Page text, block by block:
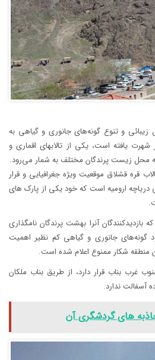
زیبائی و تنوع گونه‌های جانوری و گیاهی به
یافته است، یکی از تالابهای اقماری و
محل زیست پرندگان مختلف به شمار می‌رود.
ﻗﺮه ﻗﺸﻼق ﻣﻮﻗﻌﯿﺖ ویژه ﺟﻐﺮاﻓﯿﺎﯾﯽ و ﻗﺮار
اروﻣﯿﻪ اﺳﺖ ﮐﻪ‬‬ ‫ﺧﻮد ﯾﮑﯽ از ﭘﺎرک ﻫﺎی
زﯾﺒﺎﯾﯽ ﻫﺎی ﺗﺎﻻب ﺑﻪ حدی اﺳﺖ ﮐﻪ ﺑﺎزدﯾﺪ‫ﮐﻨﻨﺪﮔﺎن آنرا ﺑﻬﺸﺖ ﭘﺮﻧﺪﮔﺎن ﻧﺎﻣﮕﺬاری
گونه‌های جانوری و گیاهی کم نظیر اهمیت
غرب بناب قرار دارد، از طریق بناب ملکان
آسفالت ندارد.
های گردشگری آن